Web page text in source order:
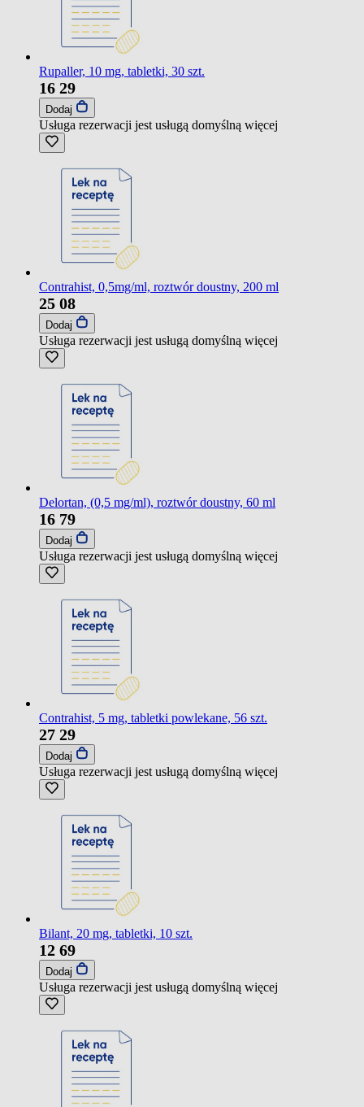
Rupaller, 10 mg, tabletki, 30 szt.
16 29
Dodaj
Usługa rezerwacji jest usługą domyślną więcej
Contrahist, 0,5mg/ml, roztwór doustny, 200 ml
25 08
Dodaj
Usługa rezerwacji jest usługą domyślną więcej
Delortan, (0,5 mg/ml), roztwór doustny, 60 ml
16 79
Dodaj
Usługa rezerwacji jest usługą domyślną więcej
Contrahist, 5 mg, tabletki powlekane, 56 szt.
27 29
Dodaj
Usługa rezerwacji jest usługą domyślną więcej
Bilant, 20 mg, tabletki, 10 szt.
12 69
Dodaj
Usługa rezerwacji jest usługą domyślną więcej